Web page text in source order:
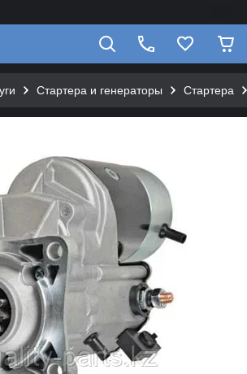
Стартера и генераторы Стартера